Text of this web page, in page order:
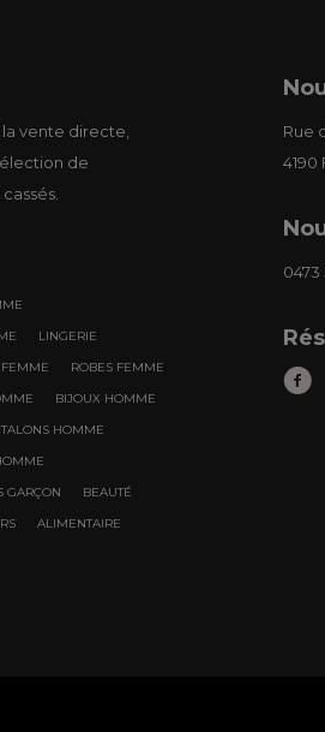
vente directe,
de
LINGERIE
ROBES FEMME
BIJOUX HOMME
HOMME
GARÇON
BEAUTÉ
ALIMENTAIRE
Rue
4190
0473